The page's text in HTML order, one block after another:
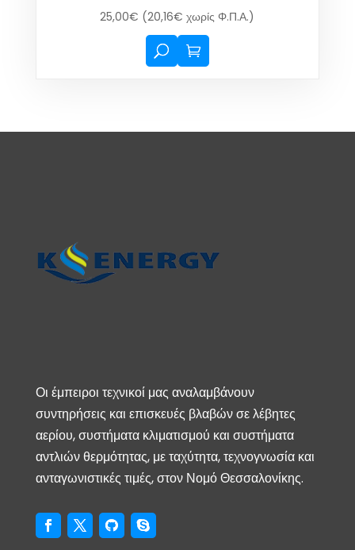
25,00€ (20,16€ χωρίς Φ.Π.Α.)
Οι έμπειροι τεχνικοί μας αναλαμβάνουν
συντηρήσεις και επισκευές βλαβών σε λέβητες
αερίου, συστήματα κλιματισμού και συστήματα
αντλιών θερμότητας, με ταχύτητα, τεχνογνωσία και
ανταγωνιστικές τιμές, στον Νομό Θεσσαλονίκης.